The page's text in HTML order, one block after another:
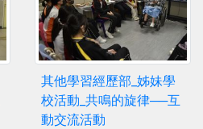
其他學習經歷部_姊妹學
校活動_共鳴的旋律──互
動交流活動